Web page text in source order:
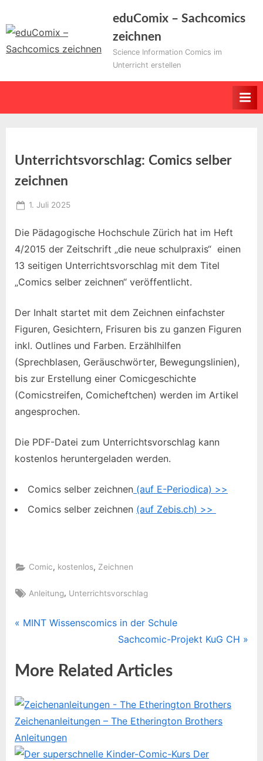
to
content
eduComix – Sachcomics
zeichnen
Science Information Comics im
Unterricht erstellen
Unterrichtsvorschlag: Comics selber
zeichnen
Posted
1. Juli 2025
Die Pädagogische Hochschule Zürich hat im Heft
4/2015 der Zeitschrift „die neue schulpraxis“ einen
13 seitigen Unterrichtsvorschlag mit dem Titel
„Comics selber zeichnen“ veröffentlicht.
Der Inhalt startet mit dem Zeichnen einfachster
Figuren, Gesichtern, Frisuren bis zu ganzen Figuren
inkl. Outlines und Farben. Erzählhilfen
(Sprechblasen, Geräuschwörter, Bewegungslinien),
bis zur Erstellung einer Comicgeschichte
(Comicstreifen, Comicheftchen) werden im Artikel
angesprochen.
Die PDF-Datei zum Unterrichtsvorschlag kann
kostenlos heruntergeladen werden.
Comics selber zeichnen (auf E-Periodica) >>
Comics selber zeichnen (auf Zebis.ch) >>
Comic, kostenlos, Zeichnen
Tags:
Anleitung, Unterrichtsvorschlag
Beitragsnavigation
P
v
o
u
s
P
MINT Wissenscomics in der Schule
N
x
P
o
t
Sachcomic-Projekt KuG CH
More Related Articles
Zeichenanleitungen – The Etherington Brothers
Anleitungen
Der